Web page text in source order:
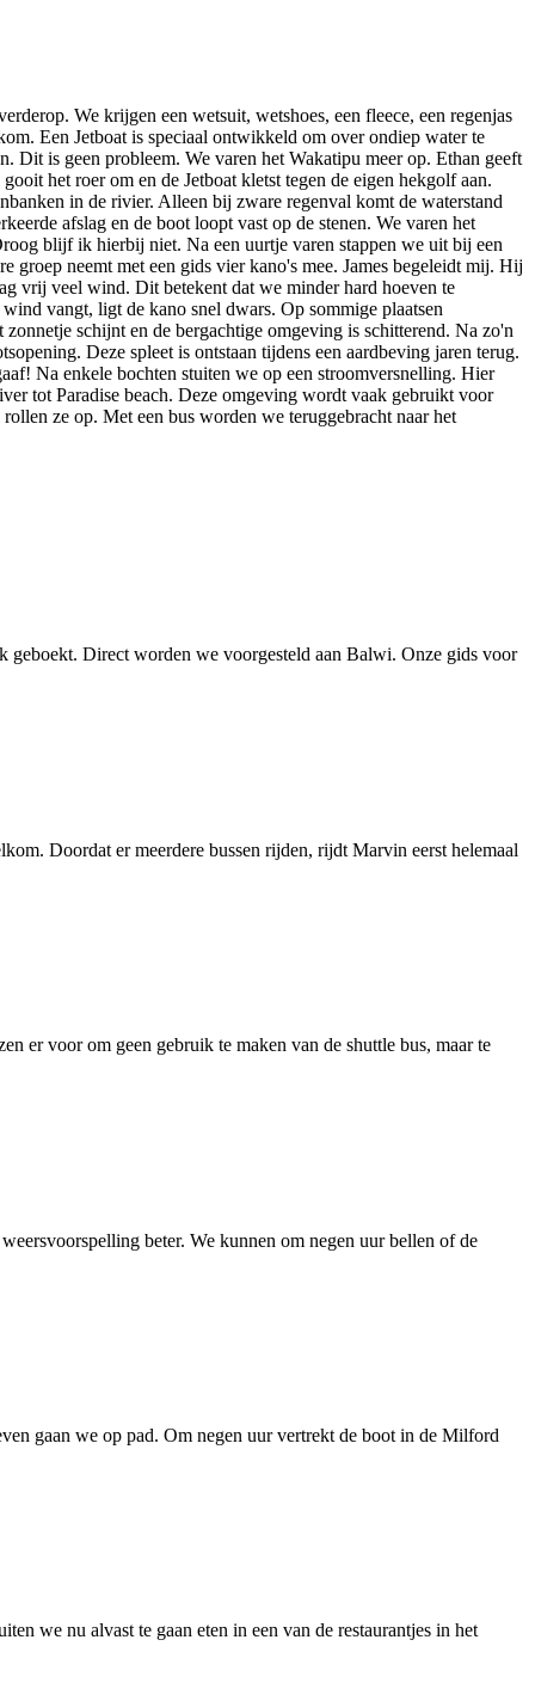
We krijgen een wetsuit, wetshoes, een fleece, een regenjas
Een Jetboat is speciaal ontwikkeld om over ondiep water te
Dit is geen probleem. We varen het Wakatipu meer op. Ethan geeft
het roer om en de Jetboat kletst tegen de eigen hekgolf aan.
in de rivier. Alleen bij zware regenval komt de waterstand
afslag en de boot loopt vast op de stenen. We varen het
blijf ik hierbij niet. Na een uurtje varen stappen we uit bij een
neemt met een gids vier kano's mee. James begeleidt mij. Hij
vrij veel wind. Dit betekent dat we minder hard hoeven te
vangt, ligt de kano snel dwars. Op sommige plaatsen
schijnt en de bergachtige omgeving is schitterend. Na zo'n
Deze spleet is ontstaan tijdens een aardbeving jaren terug.
Na enkele bochten stuiten we op een stroomversnelling. Hier
tot Paradise beach. Deze omgeving wordt vaak gebruikt voor
ze op. Met een bus worden we teruggebracht naar het
geboekt. Direct worden we voorgesteld aan Balwi. Onze gids voor
Doordat er meerdere bussen rijden, rijdt Marvin eerst helemaal
er voor om geen gebruik te maken van de shuttle bus, maar te
beter. We kunnen om negen uur bellen of de
gaan we op pad. Om negen uur vertrekt de boot in de Milford
we nu alvast te gaan eten in een van de restaurantjes in het